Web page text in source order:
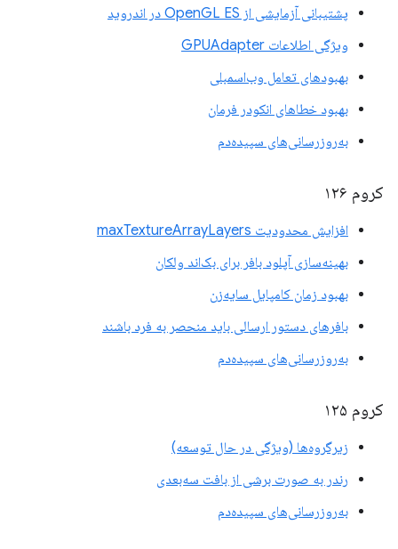
پشتیبانی آزمایشی از OpenGL ES در اندروید
ویژگی اطلاعات GPUAdapter
بهبودهای تعامل وب‌اسمبلی
بهبود خطاهای انکودر فرمان
به‌روزرسانی‌های سپیده‌دم
کروم ۱۲۶
افزایش محدودیت maxTextureArrayLayers
بهینه‌سازی آپلود بافر برای بک‌اند ولکان
بهبود زمان کامپایل سایه‌زن
بافرهای دستور ارسالی باید منحصر به فرد باشند
به‌روزرسانی‌های سپیده‌دم
کروم ۱۲۵
زیرگروه‌ها (ویژگی در حال توسعه)
رندر به صورت برشی از بافت سه‌بعدی
به‌روزرسانی‌های سپیده‌دم